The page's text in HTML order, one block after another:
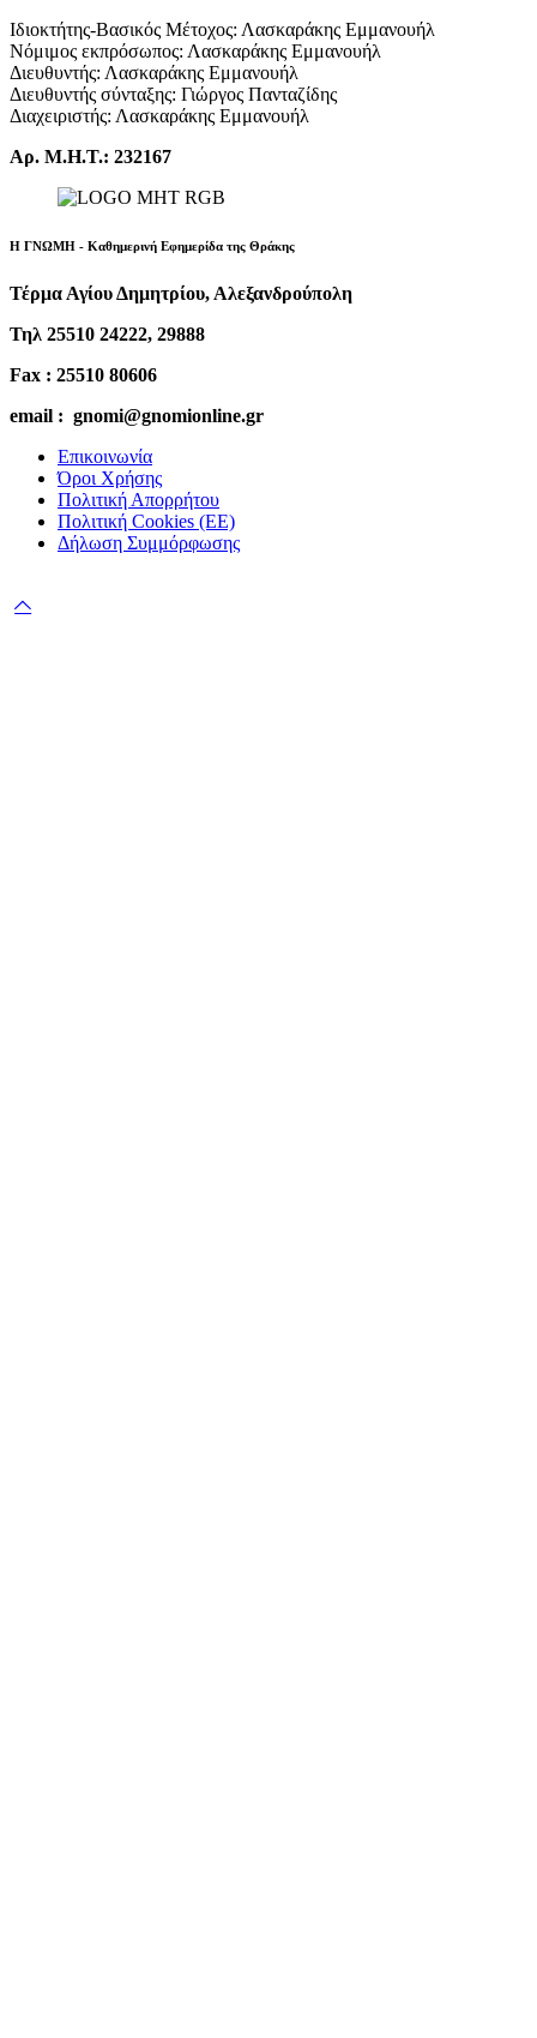
Ιδιοκτήτης-Βασικός Μέτοχος: Λασκαράκης Εμμανουήλ
Νόμιμος εκπρόσωπος: Λασκαράκης Εμμανουήλ
Διευθυντής: Λασκαράκης Εμμανουήλ
Διευθυντής σύνταξης: Γιώργος Πανταζίδης
Διαχειριστής: Λασκαράκης Εμμανουήλ
Αρ. Μ.Η.Τ.: 232167
Η ΓΝΩΜΗ - Καθημερινή Εφημερίδα της Θράκης
Τέρμα Αγίου Δημητρίου, Αλεξανδρούπολη
Τηλ 25510 24222, 29888
Fax : 25510 80606
email : gnomi@gnomionline.gr
Επικοινωνία
Όροι Χρήσης
Πολιτική Απορρήτου
Πολιτική Cookies (ΕΕ)
Δήλωση Συμμόρφωσης